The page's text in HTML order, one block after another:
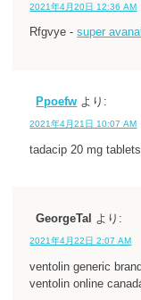
2021年4月20日 12:36 AM
Rfgvye -super
Ppoefw より:
2021年4月21日 10:07 AM
tadacip 20 mg
GeorgeTal より:
2021年4月22日 2:07 AM
ventolin generic
ventolin online